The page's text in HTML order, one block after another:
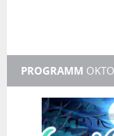
PROGRAMM